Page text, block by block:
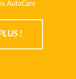
AutoCare
!